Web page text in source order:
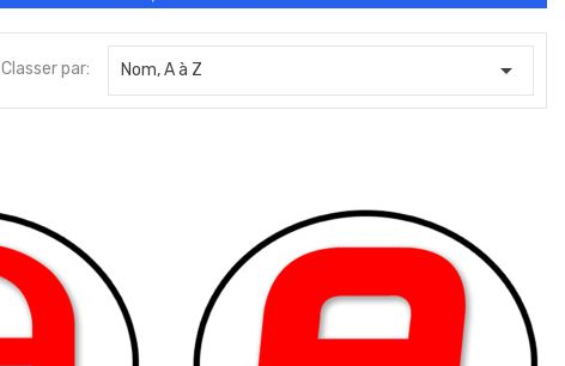
7,00 €
7,00 €
Accès réservé au service...
7,00 €
7,00 €
Ne pas toucher
Classer par: Nom, A à Z 